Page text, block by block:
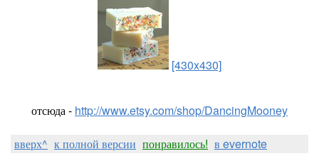
[430x430]
отсюда - http://www.etsy.com/shop/DancingMooney
вверх^ к полной версии понравилось! в evernote